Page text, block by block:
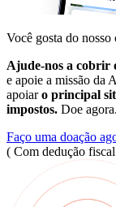
Você gosta do nosso
Ajude-nos a cobrir
e apoie a missão da
apoiaro principal
impostos. Doe agora.
Faço uma doação
( Com dedução